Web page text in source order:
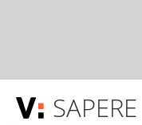
SAPERE